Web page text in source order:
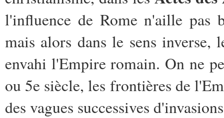
l'influence de Rome n'aille pas
mais alors dans le sens inverse,
envahi l'Empire romain. On ne
ou 5e siècle, les frontières de
des vagues successives